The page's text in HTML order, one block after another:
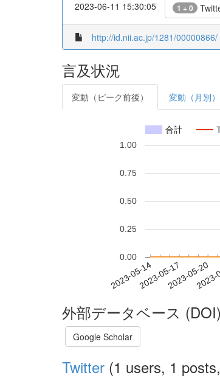
2023-06-11 15:30:05 1 + 0
http://id.nii.ac.jp/1281/00000866/
言及状況
変動（ピーク前後） 変動（月別）
合計
2023-05-142023-05-172023-05-20
0.00
0.25
0.50
0.75
1.00
外部データベース (DOI)
Google Scholar
Twitter (1 users, 1